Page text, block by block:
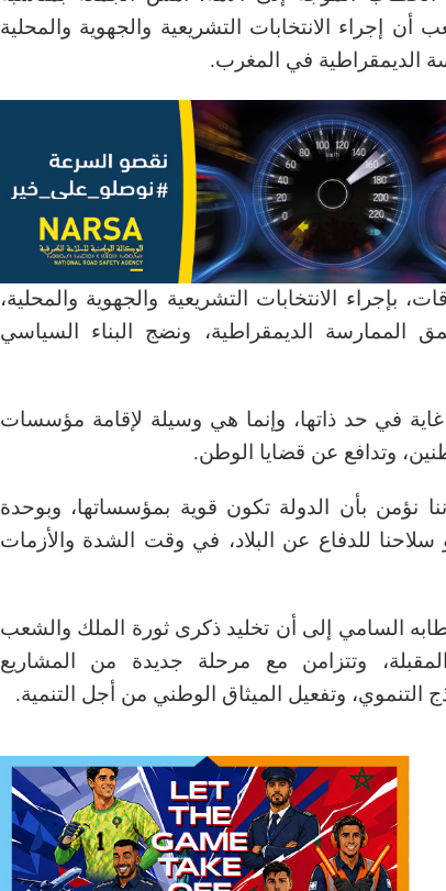
والشعب أن إجراء الانتخابات التشريعية والجهوية والمحلية
الديمقراطية في المغرب.
بإجراء الانتخابات التشريعية والجهوية والمحلية،
الديمقراطية، ونضج البناء السياسي
غاية في حد ذاتها، وإنما هي وسيلة لإقامة مؤسسات
وتدافع عن قضايا الوطن.
نؤمن بأن الدولة تكون قوية بمؤسساتها، وبوحدة
سلاحنا للدفاع عن البلاد، في وقت الشدة والأزمات
السامي إلى أن تخليد ذكرى ثورة الملك والشعب
وتتزامن مع مرحلة جديدة من المشاريع
التنموي، وتفعيل الميثاق الوطني من أجل التنمية.